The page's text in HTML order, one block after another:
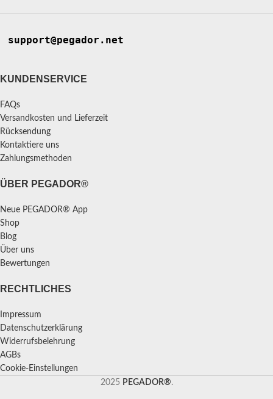
support@pegador.net
KUNDENSERVICE
FAQs
Versandkosten und Lieferzeit
Rücksendung
Kontaktiere uns
Zahlungsmethoden
ÜBER PEGADOR®
Neue PEGADOR® App
Shop
Blog
Über uns
Bewertungen
RECHTLICHES
Impressum
Datenschutzerklärung
Widerrufsbelehrung
AGBs
Cookie-Einstellungen
2025 PEGADOR®.